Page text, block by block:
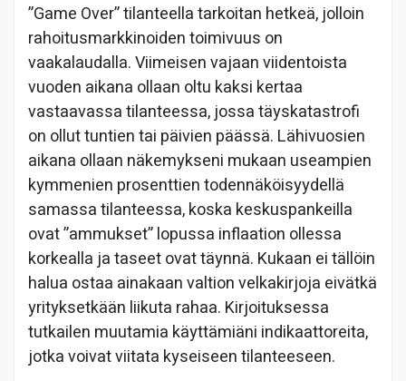
”Game Over” tilanteella tarkoitan hetkeä, jolloin
rahoitusmarkkinoiden toimivuus on
vaakalaudalla. Viimeisen vajaan viidentoista
vuoden aikana ollaan oltu kaksi kertaa
vastaavassa tilanteessa, jossa täyskatastrofi
on ollut tuntien tai päivien päässä. Lähivuosien
aikana ollaan näkemykseni mukaan useampien
kymmenien prosenttien todennäköisyydellä
samassa tilanteessa, koska keskuspankeilla
ovat ”ammukset” lopussa inflaation ollessa
korkealla ja taseet ovat täynnä. Kukaan ei tällöin
halua ostaa ainakaan valtion velkakirjoja eivätkä
yrityksetkään liikuta rahaa. Kirjoituksessa
tutkailen muutamia käyttämiäni indikaattoreita,
jotka voivat viitata kyseiseen tilanteeseen.